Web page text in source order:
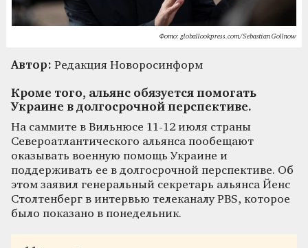
Фото: globallookpress.com/Sebastian Gollnow
Автор: Редакция Новоросинформ
Кроме того, альянс обязуется помогать
Украине в долгосрочной перспективе.
На саммите в Вильнюсе 11-12 июля страны
Североатлантического альянса пообещают
оказывать военную помощь Украине и
поддерживать ее в долгосрочной перспективе. Об
этом заявил генеральный секретарь альянса Йенс
Столтенберг в интервью телеканалу PBS, которое
было показано в понедельник.